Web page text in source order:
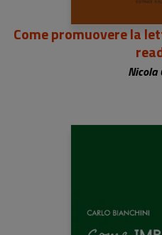
Come promuovere la
Nicola